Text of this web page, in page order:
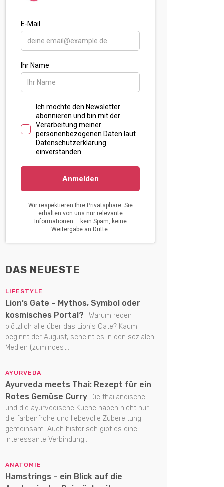
DAS NEUESTE
LIFESTYLE
Lion’s Gate – Mythos, Symbol oder
kosmisches Portal?
Warum reden
plötzlich alle über das Lion's Gate? Kaum
beginnt der August, scheint es in den sozialen
Medien (zumindest...
AYURVEDA
Ayurveda meets Thai: Rezept für ein
Rotes Gemüse Curry Die thailändische
und die ayurvedische Küche haben nicht nur
die farbenfrohe und liebevolle Zubereitung
gemeinsam. Auch historisch gibt es eine
interessante Verbindung...
ANATOMIE
Hamstrings – ein Blick auf die